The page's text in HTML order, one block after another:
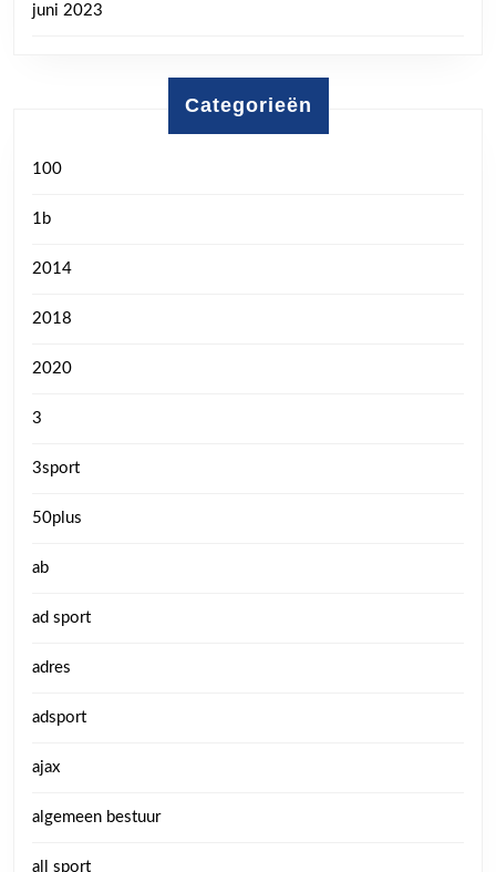
juni 2023
Categorieën
100
1b
2014
2018
2020
3
3sport
50plus
ab
ad sport
adres
adsport
ajax
algemeen bestuur
all sport